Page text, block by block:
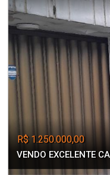
R$ 1.250.000,00
VENDO EXCELENTE